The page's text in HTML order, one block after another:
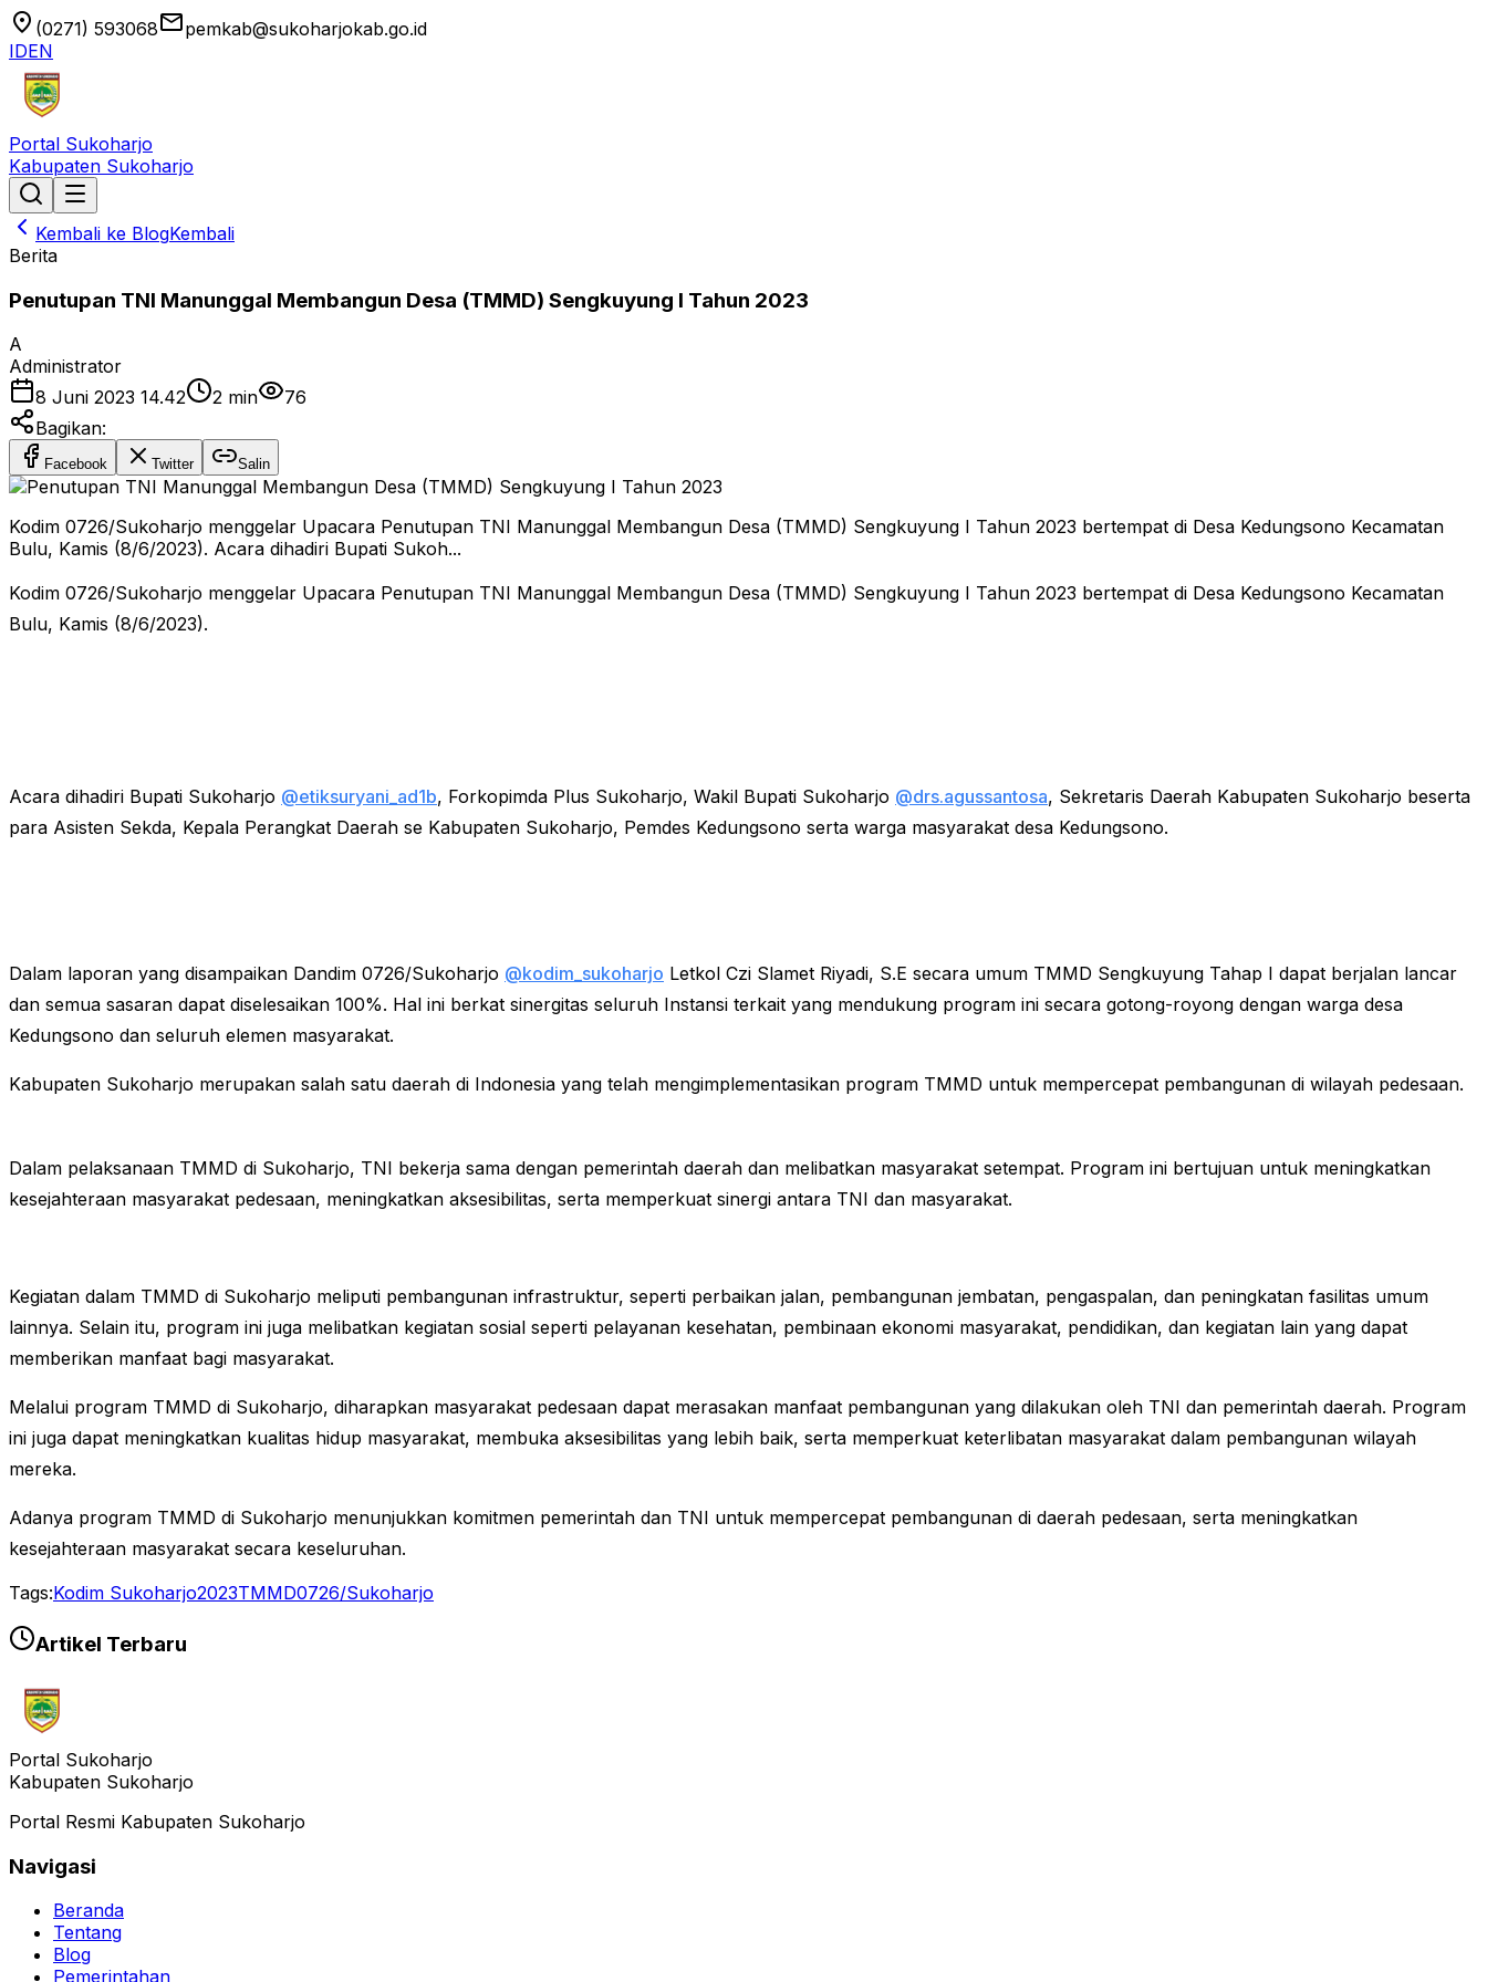
location_on (0271) 593068emailpemkab@sukoharjokab.go.id
IDEN
Portal Sukoharjo
Kabupaten Sukoharjo
Kembali ke BlogKembali
Berita
Penutupan TNI Manunggal Membangun Desa (TMMD) Sengkuyung I Tahun 2023
A
Administrator
8 Juni 2023 14.42
2 min
76
Bagikan:
Facebook Twitter Salin
Kodim 0726/Sukoharjo menggelar Upacara Penutupan TNI Manunggal Membangun Desa (TMMD) Sengkuyung I Tahun 2023 bertempat di Desa Kedungsono Kecamatan
Bulu, Kamis (8/6/2023). Acara dihadiri Bupati Sukoh...
Kodim 0726/Sukoharjo menggelar Upacara Penutupan TNI Manunggal Membangun Desa (TMMD) Sengkuyung I Tahun 2023 bertempat di Desa Kedungsono Kecamatan
Bulu, Kamis (8/6/2023).
Acara dihadiri Bupati Sukoharjo @etiksuryani_ad1b, Forkopimda Plus Sukoharjo, Wakil Bupati Sukoharjo @drs.agussantosa, Sekretaris Daerah Kabupaten Sukoharjo beserta
para Asisten Sekda, Kepala Perangkat Daerah se Kabupaten Sukoharjo, Pemdes Kedungsono serta warga masyarakat desa Kedungsono.
Dalam laporan yang disampaikan Dandim 0726/Sukoharjo @kodim_sukoharjo Letkol Czi Slamet Riyadi, S.E secara umum TMMD Sengkuyung Tahap I dapat berjalan lancar
dan semua sasaran dapat diselesaikan 100%. Hal ini berkat sinergitas seluruh Instansi terkait yang mendukung program ini secara gotong-royong dengan warga desa
Kedungsono dan seluruh elemen masyarakat.
Kabupaten Sukoharjo merupakan salah satu daerah di Indonesia yang telah mengimplementasikan program TMMD untuk mempercepat pembangunan di wilayah pedesaan.
Dalam pelaksanaan TMMD di Sukoharjo, TNI bekerja sama dengan pemerintah daerah dan melibatkan masyarakat setempat. Program ini bertujuan untuk meningkatkan
kesejahteraan masyarakat pedesaan, meningkatkan aksesibilitas, serta memperkuat sinergi antara TNI dan masyarakat.
Kegiatan dalam TMMD di Sukoharjo meliputi pembangunan infrastruktur, seperti perbaikan jalan, pembangunan jembatan, pengaspalan, dan peningkatan fasilitas umum
lainnya. Selain itu, program ini juga melibatkan kegiatan sosial seperti pelayanan kesehatan, pembinaan ekonomi masyarakat, pendidikan, dan kegiatan lain yang dapat
memberikan manfaat bagi masyarakat.
Melalui program TMMD di Sukoharjo, diharapkan masyarakat pedesaan dapat merasakan manfaat pembangunan yang dilakukan oleh TNI dan pemerintah daerah. Program
ini juga dapat meningkatkan kualitas hidup masyarakat, membuka aksesibilitas yang lebih baik, serta memperkuat keterlibatan masyarakat dalam pembangunan wilayah
mereka.
Adanya program TMMD di Sukoharjo menunjukkan komitmen pemerintah dan TNI untuk mempercepat pembangunan di daerah pedesaan, serta meningkatkan
kesejahteraan masyarakat secara keseluruhan.
Tags:Kodim Sukoharjo2023TMMD0726/Sukoharjo
Artikel Terbaru
Portal Sukoharjo
Kabupaten Sukoharjo
Portal Resmi Kabupaten Sukoharjo
Navigasi
Beranda
Tentang
Blog
Pemerintahan